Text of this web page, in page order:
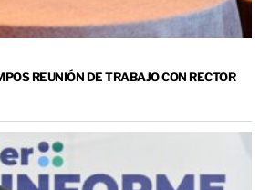
REUNIÓN DE TRABAJO CON RECTOR